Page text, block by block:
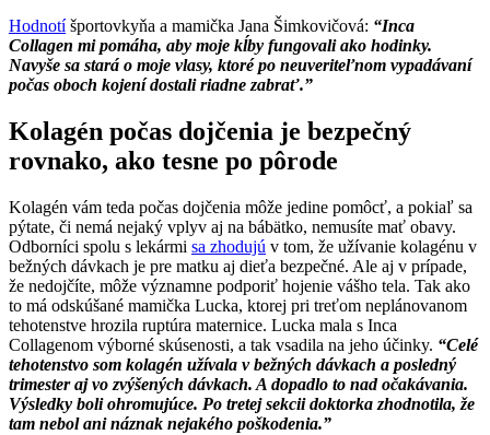
Hodnotíšportovkyňa a mamička Jana Šimkovičová: “Inca
Collagen mi pomáha, aby moje kĺby fungovali ako hodinky.
Navyše sa stará o moje vlasy, ktoré po neuveriteľnom vypadávaní
počas oboch kojení dostali riadne zabrať.”
Kolagén počas dojčenia je bezpečný
rovnako, ako tesne po pôrode
Kolagén vám teda počas dojčenia môže jedine pomôcť, a pokiaľ sa
pýtate, či nemá nejaký vplyv aj na bábätko, nemusíte mať obavy.
Odborníci spolu s lekármi sa zhodujú v tom, že užívanie kolagénu v
bežných dávkach je pre matku aj dieťa bezpečné. Ale aj v prípade,
že nedojčíte, môže významne podporiť hojenie vášho tela. Tak ako
to má odskúšané mamička Lucka, ktorej pri treťom neplánovanom
tehotenstve hrozila ruptúra maternice. Lucka mala s Inca
Collagenom výborné skúsenosti, a tak vsadila na jeho účinky. “Celé
tehotenstvo som kolagén užívala v bežných dávkach a posledný
trimester aj vo zvýšených dávkach. A dopadlo to nad očakávania.
Výsledky boli ohromujúce. Po tretej sekcii doktorka zhodnotila, že
tam nebol ani náznak nejakého poškodenia.”